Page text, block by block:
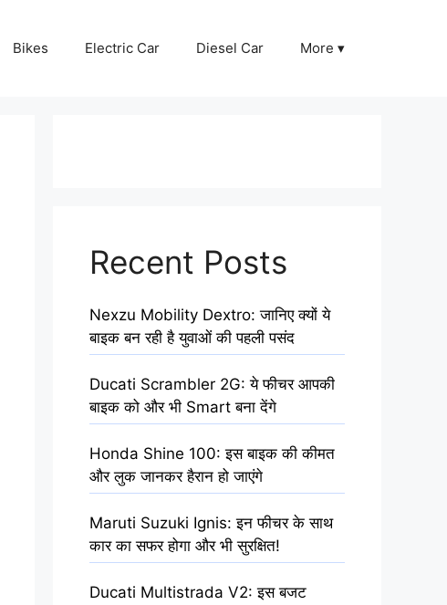
Bikes Electric Car Diesel Car More ▾
Recent Posts
Nexzu Mobility Dextro: जानिए क्यों ये
बाइक बन रही है युवाओं की पहली पसंद
Ducati Scrambler 2G: ये फीचर आपकी
बाइक को और भी Smart बना देंगे
Honda Shine 100: इस बाइक की कीमत
और लुक जानकर हैरान हो जाएंगे
Maruti Suzuki Ignis: इन फीचर के साथ
कार का सफर होगा और भी सुरक्षित!
Ducati Multistrada V2: इस बजट